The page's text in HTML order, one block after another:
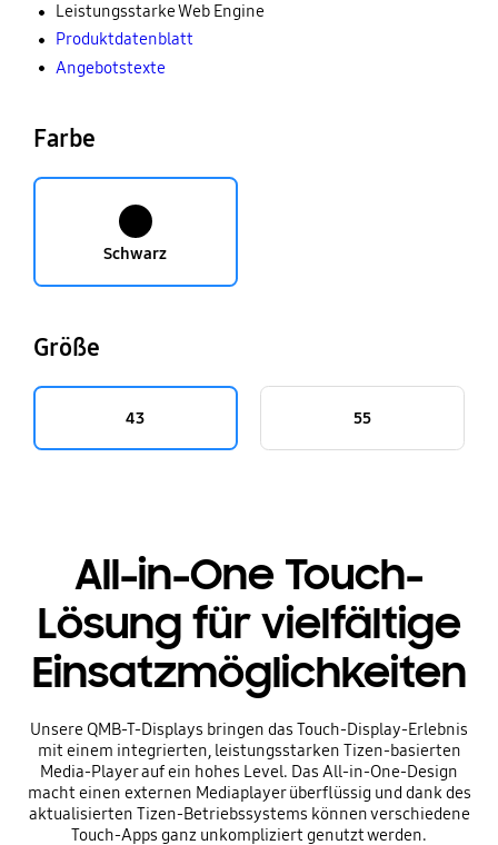
Leistungsstarke Web Engine
Produktdatenblatt
Angebotstexte
Farbe
Schwarz
Größe
43 55
All-in-One Touch-
Lösung für vielfältige
Einsatzmöglichkeiten
Unsere QMB-T-Displays bringen das Touch-Display-Erlebnis
mit einem integrierten, leistungsstarken Tizen-basierten
Media-Player auf ein hohes Level. Das All-in-One-Design
macht einen externen Mediaplayer überflüssig und dank des
aktualisierten Tizen-Betriebssystems können verschiedene
Touch-Apps ganz unkompliziert genutzt werden.